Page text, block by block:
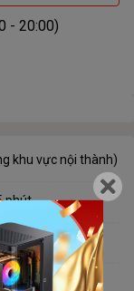
- 20:00)
khu vực nội thành)
phút
JCB